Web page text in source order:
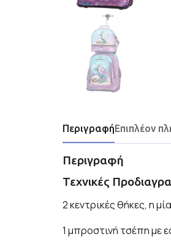
ΠεριγραφήΕπιπλέον
Περιγραφή
Τεχνικές
2 κεντρικές θήκες, η
1 μπροστινή τσέπη με